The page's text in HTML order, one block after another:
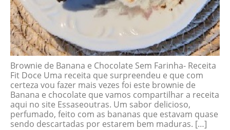
Brownie de Banana e Chocolate Sem Farinha- Receita
Fit Doce Uma receita que surpreendeu e que com
certeza vou fazer mais vezes foi este brownie de
Banana e chocolate que vamos compartilhar a receita
aqui no site Essaseoutras. Um sabor delicioso,
perfumado, feito com as bananas que estavam quase
sendo descartadas por estarem bem maduras. […]